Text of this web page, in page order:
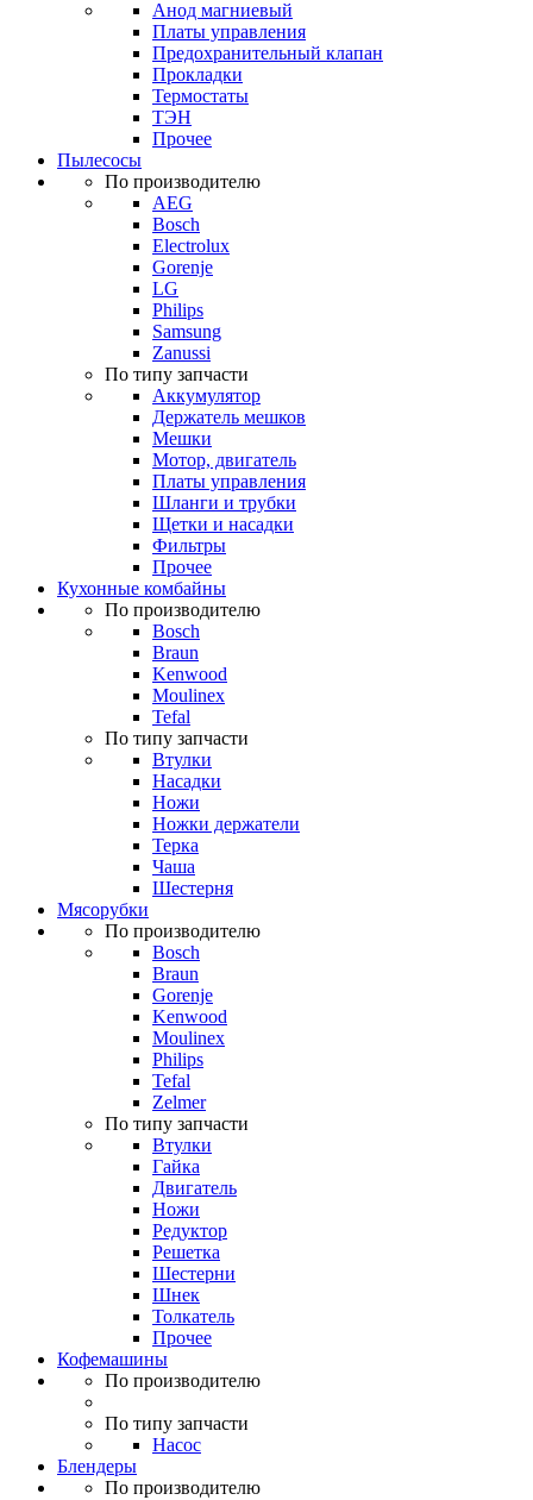
Анод магниевый
Платы управления
Предохранительный клапан
Прокладки
Термостаты
ТЭН
Прочее
Пылесосы
По производителю
AEG
Bosch
Electrolux
Gorenje
LG
Philips
Samsung
Zanussi
По типу запчасти
Аккумулятор
Держатель мешков
Мешки
Мотор, двигатель
Платы управления
Шланги и трубки
Щетки и насадки
Фильтры
Прочее
Кухонные комбайны
По производителю
Bosch
Braun
Kenwood
Moulinex
Tefal
По типу запчасти
Втулки
Насадки
Ножи
Ножки держатели
Терка
Чаша
Шестерня
Мясорубки
По производителю
Bosch
Braun
Gorenje
Kenwood
Moulinex
Philips
Tefal
Zelmer
По типу запчасти
Втулки
Гайка
Двигатель
Ножи
Редуктор
Решетка
Шестерни
Шнек
Толкатель
Прочее
Кофемашины
По производителю
По типу запчасти
Насос
Блендеры
По производителю